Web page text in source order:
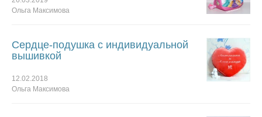
Ольга Максимова
Сердце-подушка с индивидуальной
вышивкой
12.02.2018
Ольга Максимова